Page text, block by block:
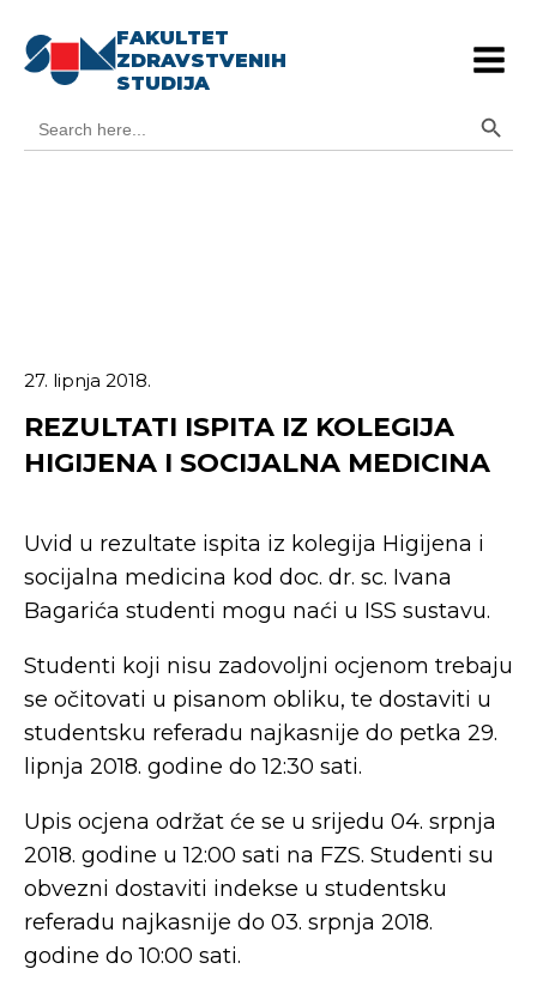
FAKULTET
ZDRAVSTVENIH
STUDIJA
for:
27. lipnja 2018.
REZULTATI ISPITA IZ KOLEGIJA
HIGIJENA I SOCIJALNA MEDICINA
Uvid u rezultate ispita iz kolegija Higijena i
socijalna medicina kod doc. dr. sc. Ivana
Bagarića studenti mogu naći u ISS sustavu.
Studenti koji nisu zadovoljni ocjenom trebaju
se očitovati u pisanom obliku, te dostaviti u
studentsku referadu najkasnije do petka 29.
lipnja 2018. godine do 12:30 sati.
Upis ocjena održat će se u srijedu 04. srpnja
2018. godine u 12:00 sati na FZS. Studenti su
obvezni dostaviti indekse u studentsku
referadu najkasnije do 03. srpnja 2018.
godine do 10:00 sati.